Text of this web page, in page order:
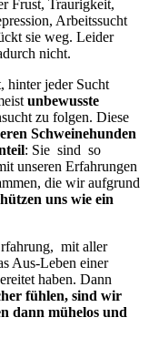
Frust, Traurigkeit,
Arbeitssucht
sie weg. Leider
nicht.
hinter jeder Sucht
unbewusste
zu folgen. Diese
Schweinehunden
: Sie sind so
unseren Erfahrungen
die wir aufgrund
uns wie ein
mit aller
Aus-Leben einer
haben. Dann
fühlen, sind wir
dann mühelos und